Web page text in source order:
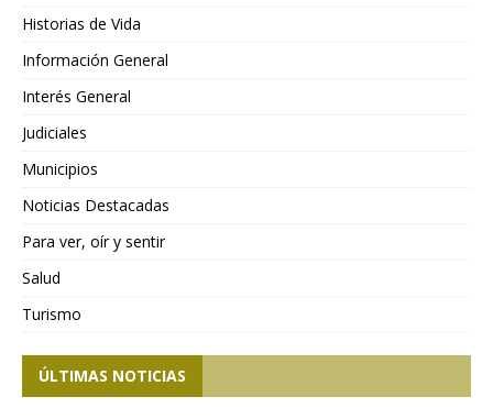
Historias de Vida
Información General
Interés General
Judiciales
Municipios
Noticias Destacadas
Para ver, oír y sentir
Salud
Turismo
ÚLTIMAS NOTICIAS